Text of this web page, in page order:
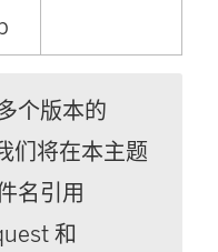
个版本的
们将在本主题
名引用
和